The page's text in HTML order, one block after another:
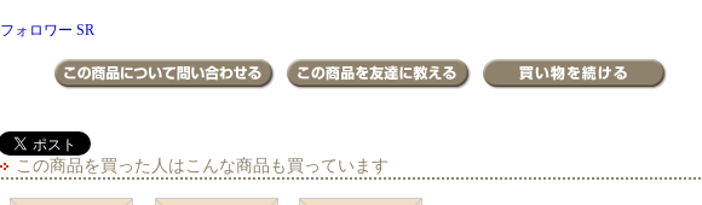
フォロワー SR
この商品を買った人はこんな商品も買っています